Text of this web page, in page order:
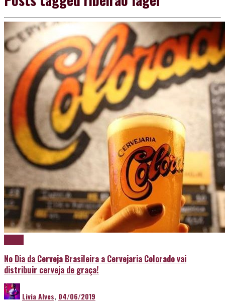
No Dia da Cerveja Brasileira a Cervejaria Colorado vai
distribuir cerveja de graça!
Livia Alves, 04/06/2019